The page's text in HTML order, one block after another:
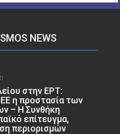
NEWS
0
στην ΕΡΤ:
η προστασία των
– Η Συνθήκη
επίτευγμα,
περιορισμών